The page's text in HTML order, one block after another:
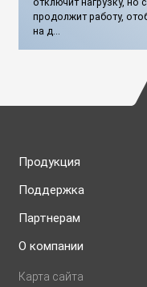
отключит нагрузку, но
продолжит работу,
на д...
Продукция
Поддержка
Партнерам
О компании
Карта сайта